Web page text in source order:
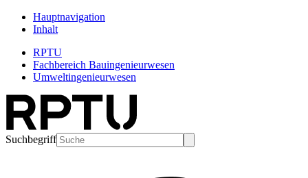
Hauptnavigation
Inhalt
RPTU
Fachbereich Bauingenieurwesen
Umweltingenieurwesen
Suchbegriff